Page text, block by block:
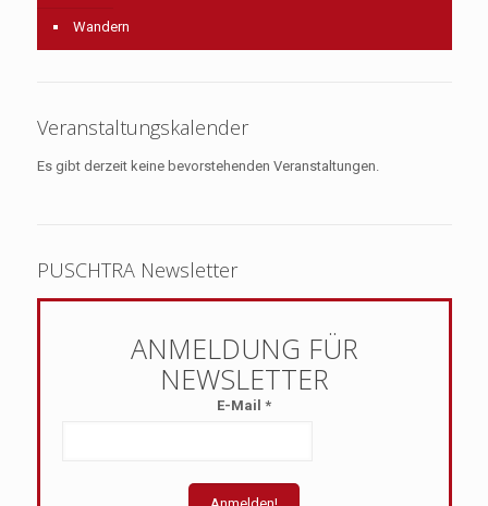
Wandern
Veranstaltungskalender
Es gibt derzeit keine bevorstehenden Veranstaltungen.
PUSCHTRA Newsletter
E-Mail *